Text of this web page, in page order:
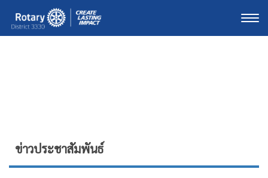
ข่าวประชาสัมพันธ์